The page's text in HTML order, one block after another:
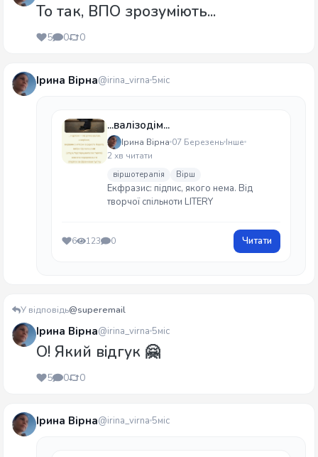
То так, ВПО зрозуміють...
5 0 0
Ірина Вірна@irina_virna 5міс
...валізодім...
Ірина Вірна 07 Березень Інше
2 хв читати
віршотерапія Вірш
Екфразис: підпис, якого нема. Від
творчої спільноти LITERY
6 123 0 Читати
У відповідь@superemail
Ірина Вірна@irina_virna 5міс
О! Який відгук 🤗
5 0 0
Ірина Вірна@irina_virna 5міс